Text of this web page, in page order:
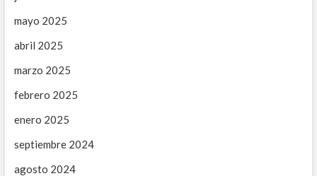
mayo 2025
abril 2025
marzo 2025
febrero 2025
enero 2025
septiembre 2024
agosto 2024